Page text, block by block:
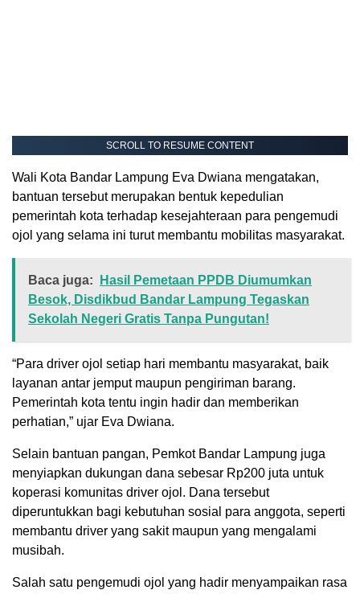
SCROLL TO RESUME CONTENT
Wali Kota Bandar Lampung Eva Dwiana mengatakan,
bantuan tersebut merupakan bentuk kepedulian
pemerintah kota terhadap kesejahteraan para pengemudi
ojol yang selama ini turut membantu mobilitas masyarakat.
Baca juga:
Hasil Pemetaan PPDB Diumumkan
Besok, Disdikbud Bandar Lampung Tegaskan
Sekolah Negeri Gratis Tanpa Pungutan!
“Para driver ojol setiap hari membantu masyarakat, baik
layanan antar jemput maupun pengiriman barang.
Pemerintah kota tentu ingin hadir dan memberikan
perhatian,” ujar Eva Dwiana.
Selain bantuan pangan, Pemkot Bandar Lampung juga
menyiapkan dukungan dana sebesar Rp200 juta untuk
koperasi komunitas driver ojol. Dana tersebut
diperuntukkan bagi kebutuhan sosial para anggota, seperti
membantu driver yang sakit maupun yang mengalami
musibah.
Salah satu pengemudi ojol yang hadir menyampaikan rasa